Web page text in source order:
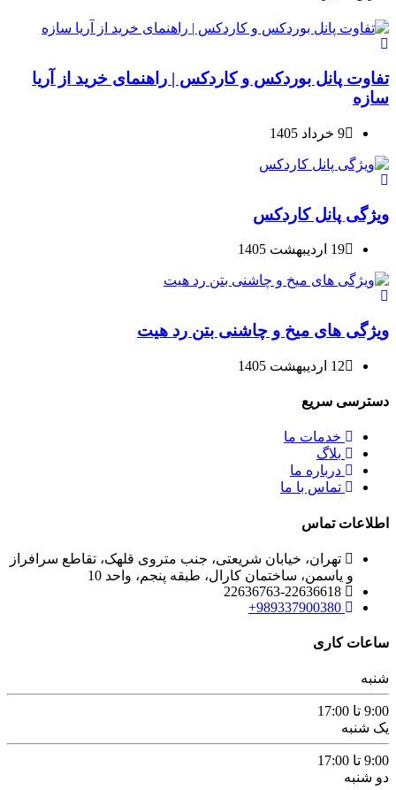
تفاوت پانل بوردکس و کاردکس | راهنمای خرید از آریا
سازه
9 خرداد 1405
ویژگی پانل کاردکس
19 اردیبهشت 1405
ویژگی های میخ و چاشنی بتن رد هیت
12 اردیبهشت 1405
دسترسی سریع
خدمات ما
بلاگ
درباره ما
تماس با ما
اطلاعات تماس
تهران، خیابان شریعتی، جنب متروی قلهک، تقاطع سرافراز
و یاسمن، ساختمان کارال، طبقه پنجم، واحد 10
22636763-22636618
989337900380+
ساعات کاری
شنبه
9:00 تا 17:00
یک شنبه
9:00 تا 17:00
دو شنبه